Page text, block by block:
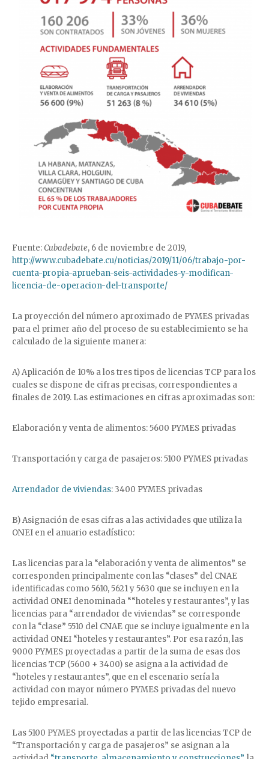
Fuente:Cubadebate, 6 de noviembre de 2019,
http://www.cubadebate.cu/noticias/2019/11/06/trabajo-por-
cuenta-propia-aprueban-seis-actividades-y-modifican-
licencia-de-operacion-del-transporte/
La proyección del número aproximado de PYMES privadas
para el primer año del proceso de su establecimiento se ha
calculado de la siguiente manera:
A) Aplicación de 10% a los tres tipos de licencias TCP para los
cuales se dispone de cifras precisas, correspondientes a
finales de 2019. Las estimaciones en cifras aproximadas son:
Elaboración y venta de alimentos: 5600 PYMES privadas
Transportación y carga de pasajeros: 5100 PYMES privadas
Arrendador de viviendas: 3400 PYMES privadas
B) Asignación de esas cifras a las actividades que utiliza la
ONEI en el anuario estadístico:
Las licencias para la “elaboración y venta de alimentos” se
corresponden principalmente con las “clases” del CNAE
identificadas como 5610, 5621 y 5630 que se incluyen en la
actividad ONEI denominada ““hoteles y restaurantes”, y las
licencias para “arrendador de viviendas” se corresponde
con la “clase” 5510 del CNAE que se incluye igualmente en la
actividad ONEI “hoteles y restaurantes”. Por esa razón, las
9000 PYMES proyectadas a partir de la suma de esas dos
licencias TCP (5600 + 3400) se asigna a la actividad de
“hoteles y restaurantes”, que en el escenario sería la
actividad con mayor número PYMES privadas del nuevo
tejido empresarial.
Las 5100 PYMES proyectadas a partir de las licencias TCP de
“Transportación y carga de pasajeros” se asignan a la